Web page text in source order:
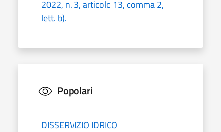
2022, n. 3, articolo 13, comma 2,
lett. b).
Popolari
DISSERVIZIO IDRICO